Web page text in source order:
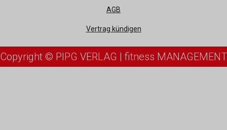
AGB
Vertrag kündigen
Copyright © PIPG VERLAG | fitness MANAGEMENT